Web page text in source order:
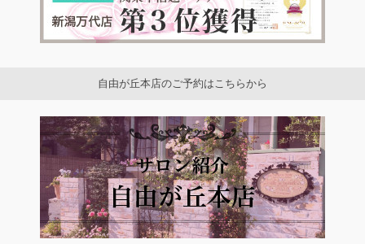
自由が丘本店のご予約はこちらから